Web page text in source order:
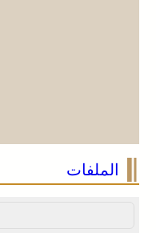
الملفات